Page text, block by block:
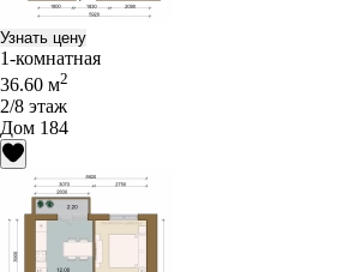
Узнать цену
1-комнатная
36.60 м2
2/8 этаж
Дом 184